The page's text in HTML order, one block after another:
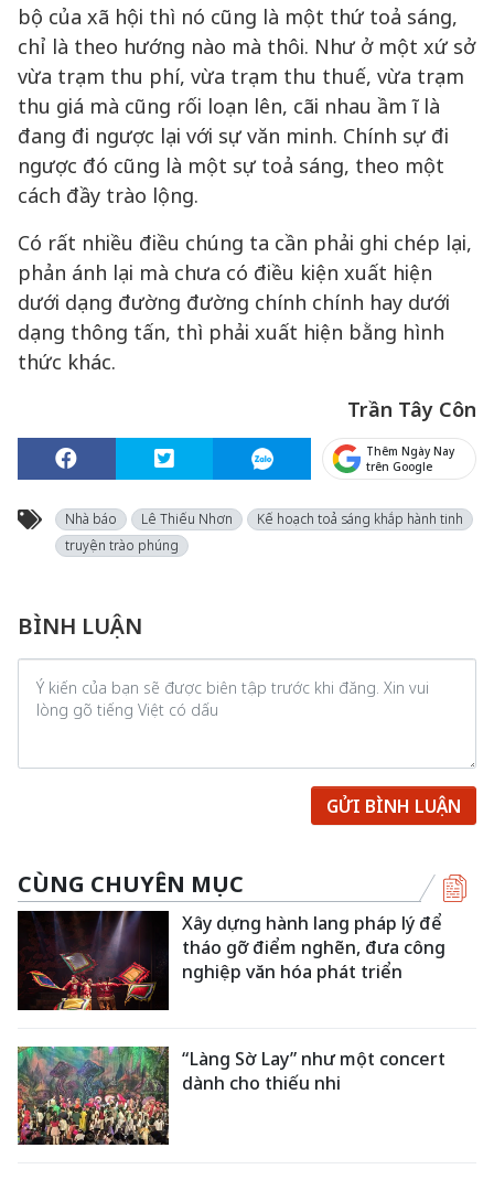
bộ của xã hội thì nó cũng là một thứ toả sáng,
chỉ là theo hướng nào mà thôi. Như ở một xứ sở
vừa trạm thu phí, vừa trạm thu thuế, vừa trạm
thu giá mà cũng rối loạn lên, cãi nhau ầm ĩ là
đang đi ngược lại với sự văn minh. Chính sự đi
ngược đó cũng là một sự toả sáng, theo một
cách đầy trào lộng.
Có rất nhiều điều chúng ta cần phải ghi chép lại,
phản ánh lại mà chưa có điều kiện xuất hiện
dưới dạng đường đường chính chính hay dưới
dạng thông tấn, thì phải xuất hiện bằng hình
thức khác.
Trần Tây Côn
Thêm Ngày Nay
trên Google
Nhà báo Lê Thiếu Nhơn
Kế hoạch toả sáng khắp hành tinh
truyện trào phúng
BÌNH LUẬN
GỬI BÌNH LUẬN
CÙNG CHUYÊN MỤC
Xây dựng hành lang pháp lý để
tháo gỡ điểm nghẽn, đưa công
nghiệp văn hóa phát triển
“Làng Sờ Lay” như một concert
dành cho thiếu nhi